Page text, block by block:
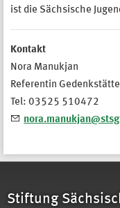
ist die Sächsische
Kontakt
Nora Manukjan
Referentin
Tel: 03525 510472
Stiftung